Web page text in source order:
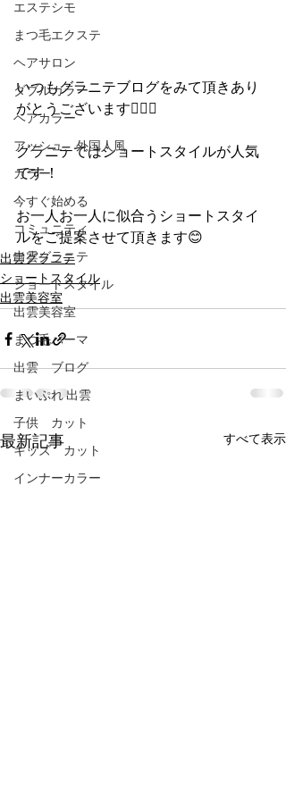
エステシモ
まつ毛エクステ
ヘアサロン
ダブルカラー
ヘアカラー
アッシュ、外国人風
カラー
今すぐ始める
コミュニティ
出雲グラニテ
ショートスタイル
出雲美容室
まつ毛パーマ
出雲 ブログ
まいぷれ 出雲
子供 カット
キッズ カット
インナーカラー
いつもグラニテブログをみて頂きあり
がとうございます🙇🏻‍♂️
グラニテではショートスタイルが人気
です！
お一人お一人に似合うショートスタイ
ルをご提案させて頂きます😊
出雲グラニテ
ショートスタイル
出雲美容室
最新記事 すべて表示